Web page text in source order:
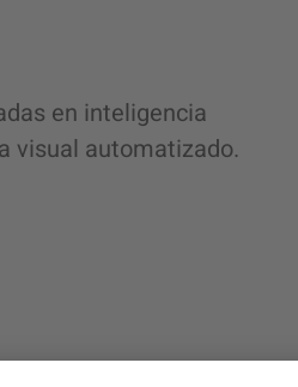
en inteligencia
visual automatizado.